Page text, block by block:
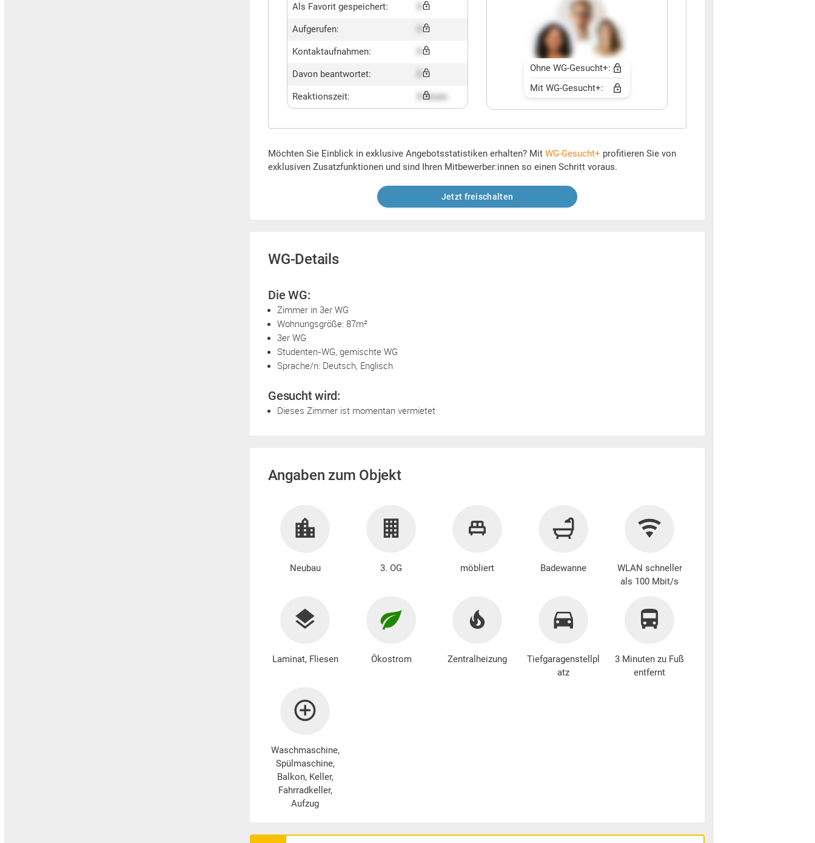
Als Favorit gespeichert:
Aufgerufen:
Kontaktaufnahmen:
Davon beantwortet:
Reaktionszeit: X hours
Ohne WG-Gesucht+:
Mit WG-Gesucht+:
Möchten Sie Einblick in exklusive Angebotsstatistiken erhalten? Mit WG-Gesucht+ profitieren Sie von
exklusiven Zusatzfunktionen und sind Ihren Mitbewerber:innen so einen Schritt voraus.
Jetzt freischalten
WG-Details
Die WG:
Zimmer in 3er WG
Wohnungsgröße: 87m²
3er WG
Studenten-WG, gemischte WG
Sprache/n: Deutsch, Englisch
Gesucht wird:
Dieses Zimmer ist momentan vermietet
Angaben zum Objekt
Neubau 3. OG möbliert Badewanne
WLAN schneller
als 100 Mbit/s
Laminat, Fliesen Ökostrom Zentralheizung
Tiefgaragenstellpl
atz
3 Minuten zu Fuß
entfernt
Waschmaschine,
Spülmaschine,
Balkon, Keller,
Fahrradkeller,
Aufzug